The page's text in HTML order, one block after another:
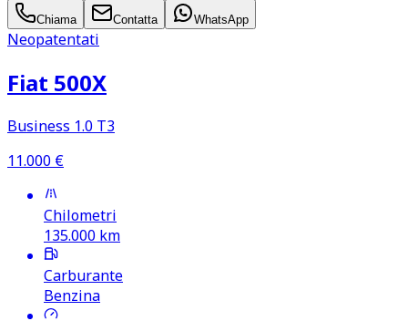
Chiama Contatta WhatsApp
Neopatentati
Fiat 500X
Business 1.0 T3
11.000 €
Chilometri
135.000 km
Carburante
Benzina